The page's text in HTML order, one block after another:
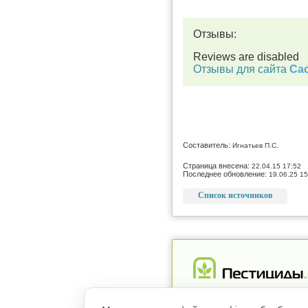
Отзывы:
Reviews are disabled
Отзывы для сайта
Составитель: Игнатьев П.С.
Страница внесена: 22.04.15 17:52
Последнее обновление: 19.06.25
Список источников